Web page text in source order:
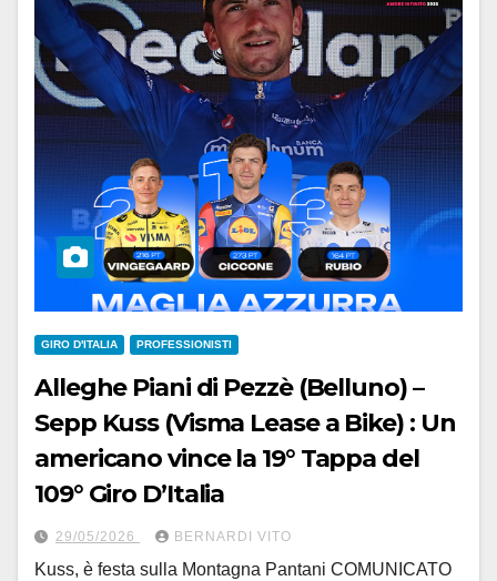
GIRO D'ITALIA PROFESSIONISTI
Alleghe Piani di Pezzè (Belluno) –
Sepp Kuss (Visma Lease a Bike) : Un
americano vince la 19° Tappa del
109° Giro D’Italia
29/05/2026 BERNARDI VITO
Kuss, è festa sulla Montagna Pantani COMUNICATO